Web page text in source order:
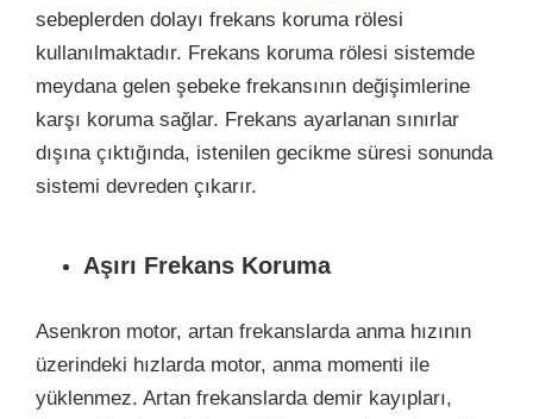
sebeplerden dolayı frekans koruma rölesi
kullanılmaktadır. Frekans koruma rölesi sistemde
meydana gelen şebeke frekansının değişimlerine
karşı koruma sağlar. Frekans ayarlanan sınırlar
dışına çıktığında, istenilen gecikme süresi sonunda
sistemi devreden çıkarır.
Aşırı Frekans Koruma
Asenkron motor, artan frekanslarda anma hızının
üzerindeki hızlarda motor, anma momenti ile
yüklenmez. Artan frekanslarda demir kayıpları,